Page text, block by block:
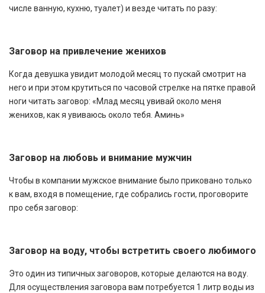
числе ванную, кухню, туалет) и везде читать по разу:
Заговор на привлечение женихов
Когда девушка увидит молодой месяц то пускай смотрит на
него и при этом крутиться по часовой стрелке на пятке правой
ноги читать заговор: «Млад месяц увивай около меня
женихов, как я увиваюсь около тебя. Аминь»
Заговор на любовь и внимание мужчин
Чтобы в компании мужское внимание было приковано только
к вам, входя в помещение, где собрались гости, проговорите
про себя заговор:
Заговор на воду, чтобы встретить своего любимого
Это один из типичных заговоров, которые делаются на воду.
Для осуществления заговора вам потребуется 1 литр воды из